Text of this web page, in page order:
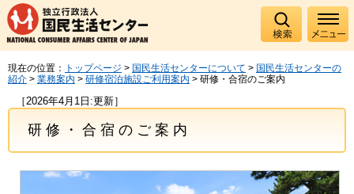
現在の位置： トップページ > 国民生活センターについて > 国民生活センターの
紹介 > 業務案内 > 研修宿泊施設ご利用案内 > 研修・合宿のご案内
［2026年4月1日:更新］
研修・合宿のご案内